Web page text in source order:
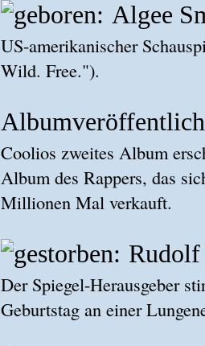
Algee
US-amerikanischer
Wild. Free.").
Coolios zweites Album
Album des Rappers, das
Millionen Mal verkauft.
Rudolf
Der Spiegel-Herausgeber
Geburtstag an einer